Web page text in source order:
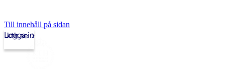
Till innehåll på sidan
kth.se
Logga in